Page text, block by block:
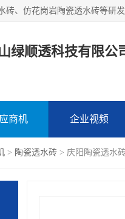
、仿花岗岩陶瓷透水砖等研发
绿顺透科技有限公
商机 企业视频
> 陶瓷透水砖 > 庆阳陶瓷透水